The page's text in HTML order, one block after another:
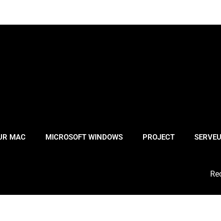
MAC MICROSOFT WINDOWS PROJECT